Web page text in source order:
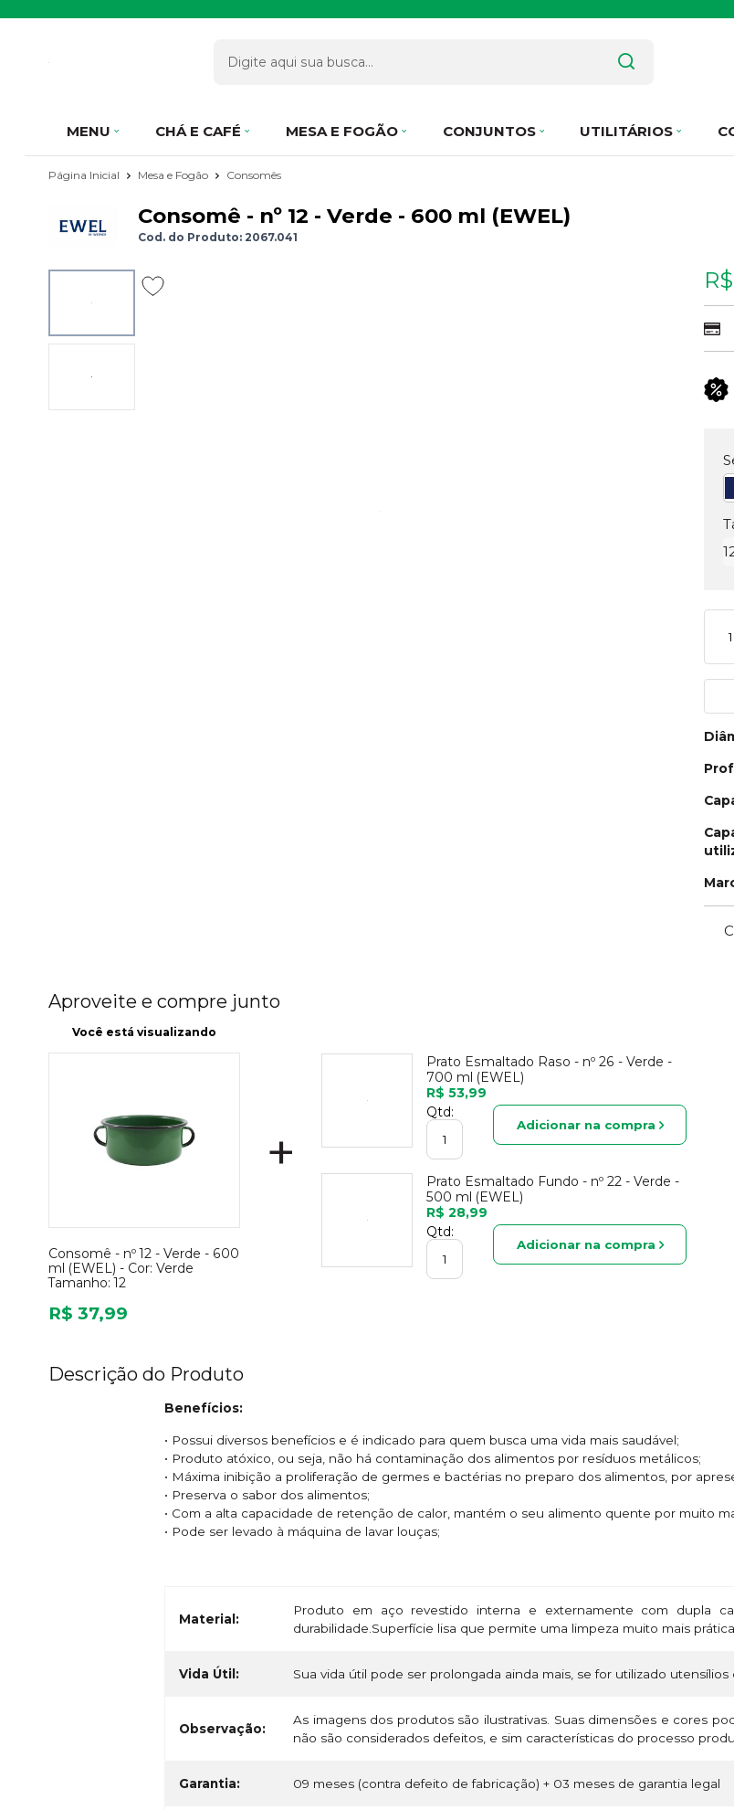
MENU CHÁ E CAFÉ MESA E FOGÃO CONJUNTOS UTILITÁRIOS
Página Inicial Mesa e Fogão Consomês
Consomê - nº 12 - Verde - 600 ml (EWEL)
Cod. do Produto: 2067.041
Aproveite e compre junto
Você está visualizando
Consomê - nº 12 - Verde - 600
ml (EWEL) - Cor: Verde
Tamanho: 12
R$ 37,99
+
Prato Esmaltado Raso - nº 26 - Verde -
700 ml (EWEL)
R$ 53,99
Qtd:
Adicionar na compra
Prato Esmaltado Fundo - nº 22 - Verde -
500 ml (EWEL)
R$ 28,99
Qtd:
Adicionar na compra
Descrição do Produto
Benefícios:
• Possui diversos benefícios e é indicado para quem busca uma vida mais saudável;
• Produto atóxico, ou seja, não há contaminação dos alimentos por resíduos metálicos;
• Máxima inibição a proliferação de germes e bactérias no preparo dos alimentos, por
• Preserva o sabor dos alimentos;
• Com a alta capacidade de retenção de calor, mantém o seu alimento quente por muito
• Pode ser levado à máquina de lavar louças;
Material:
Produto em aço revestido interna e externamente com dupla
durabilidade.Superfície lisa que permite uma limpeza muito mais prática
Vida Útil: Sua vida útil pode ser prolongada ainda mais, se for utilizado
Observação:
As imagens dos produtos são ilustrativas. Suas dimensões e cores
não são considerados defeitos, e sim características do processo
Garantia: 09 meses (contra defeito de fabricação) + 03 meses de garantia legal